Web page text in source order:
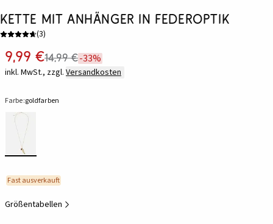
Kette mit Anhänger in Federoptik
(3)
9,99 €14,99 €-33%
inkl. MwSt., zzgl. Versandkosten
Farbe:goldfarben
Fast ausverkauft
Größentabellen